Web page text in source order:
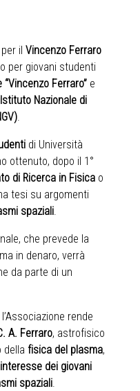
il Vincenzo Ferraro
per giovani studenti
Ferraro” e
Istituto Nazionale di
di Università
ottenuto, dopo il 1°
di Ricerca in Fisica o
tesi su argomenti
spaziali
che prevede la
in denaro, verrà
da parte di un
rende
A. Ferraro, astrofisico
della fisica del plasma,
dei giovani
spaziali